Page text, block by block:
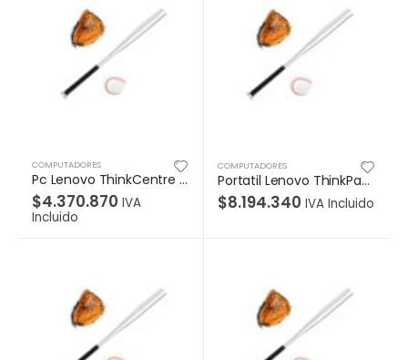
COMPUTADORES
Pc Lenovo ThinkCentre M75s Gen 2 | AMD Ryzen 7 Pro-4750G| RAM: 8GB DDR4 3200MHz| Disco: 1TB HDD 3.5″ SATA 7200RPM + 128GB SSD M.2| Slim DVD|Windows 10 Pro 64 |Garantía: 3 Años On Site.
$4.370.870 IVA
Incluido
COMPUTADORES
Portatil Lenovo ThinkPad X13 Gen 2 Intel Core i7-1165G7 RAM 16GB DDR4 4266MHz Soldada En Board crecimiento: NO Sockets | 1TB SSD M.2 | Pantalla 13.0” WUXGA(1920×1200) Windows 10 Pro 64 3 Años OnSite + ADP
$8.194.340 IVA Incluido